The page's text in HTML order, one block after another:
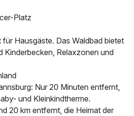
Platz
für Hausgäste. Das Waldbad bietet
Kinderbecken, Relaxzonen und
Nur 20 Minuten entfernt,
und Kleinkindtherme.
20 km entfernt, die Heimat der